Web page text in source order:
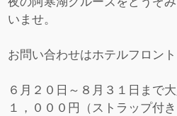
いませ。
お問い合わせはホテルフロント
６月２０日～８月３１日まで
１，０００円（ストラップ付き